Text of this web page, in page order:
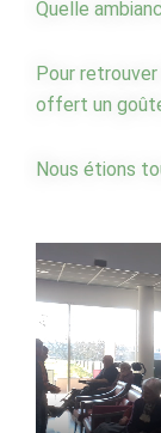
Quelle
Pour
offert un
Nous étions